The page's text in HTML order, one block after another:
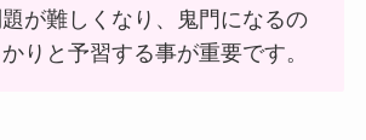
が難しくなり、鬼門になるの
りと予習する事が重要です。